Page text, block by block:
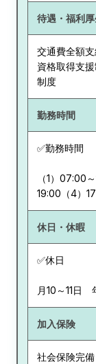
待遇・福利厚
交通費全額
資格取得支
制度
勤務時間
✅勤務時間
（1）07:00
19:00（4）
休日・休暇
✅休日
月10～11日
加入保険
社会保険完備